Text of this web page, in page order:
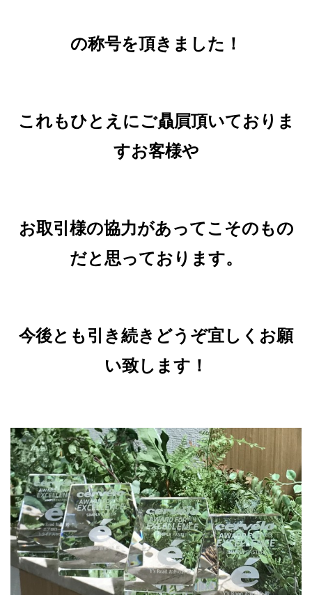
の称号を頂きました！
これもひとえにご贔屓頂いておりま
すお客様や
お取引様の協力があってこそのもの
だと思っております。
今後とも引き続きどうぞ宜しくお願
い致します！